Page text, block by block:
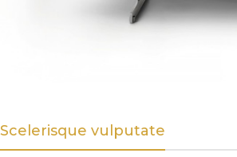
Scelerisque vulputate